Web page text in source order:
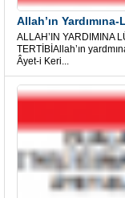
Allah’ın
ALLAH’IN YARDIMINA
TERTİBİAllah’ın
Âyet-i Keri...